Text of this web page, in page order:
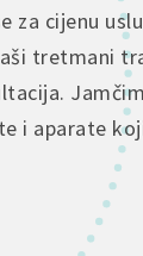
za cijenu
tretmani
i aparate